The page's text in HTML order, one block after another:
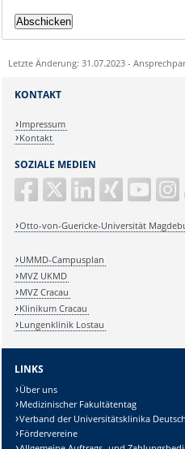
Letzte Änderung: 31.07.2023 -
SOZIALE MEDIEN
Otto-von-Guericke-Universität
KONTAKT
Impressum
Kontakt
UMMD-Campusplan
MVZ UKMD
MVZ Cracau
Klinikum Cracau
Lungenklinik Lostau
LINKS
Über uns
Medizinischer Fakultätentag
Verband der Universitätsklinika
Fördervereine